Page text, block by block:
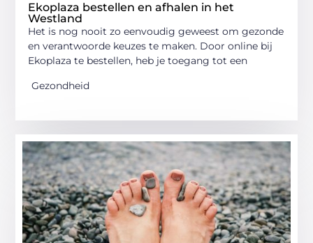
Ekoplaza bestellen en afhalen in het
Westland
Het is nog nooit zo eenvoudig geweest om gezonde
en verantwoorde keuzes te maken. Door online bij
Ekoplaza te bestellen, heb je toegang tot een
Gezondheid